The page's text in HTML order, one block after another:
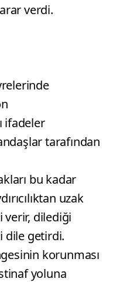
verdi.
ifadeler
tarafından
bu kadar
uzak
verir, dilediği
dile getirdi.
korunması
yoluna